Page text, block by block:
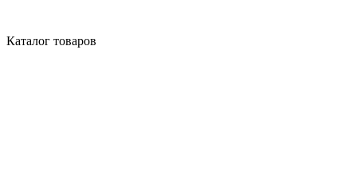
Каталог товаров